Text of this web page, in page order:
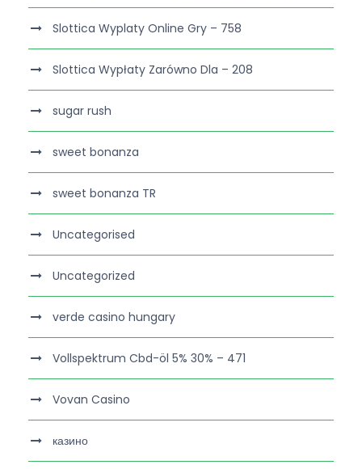
Slottica Wyplaty Online Gry – 758
Slottica Wypłaty Zarówno Dla – 208
sugar rush
sweet bonanza
sweet bonanza TR
Uncategorised
Uncategorized
verde casino hungary
Vollspektrum Cbd-öl 5% 30% – 471
Vovan Casino
казино